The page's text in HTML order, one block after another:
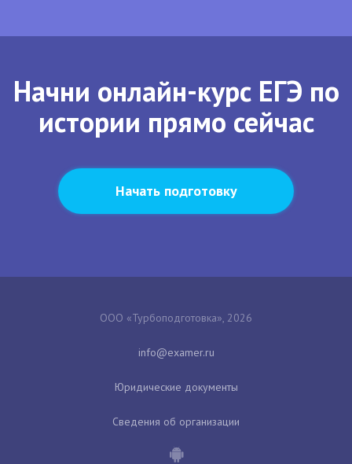
Начни онлайн-курс ЕГЭ по
истории прямо сейчас
Начать подготовку
ООО «Турбоподготовка», 2026
Юридические документы
Сведения об организации